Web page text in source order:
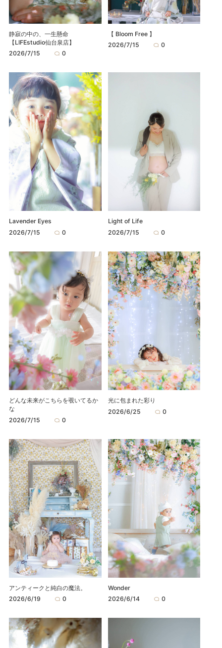
静寂の中の、一生懸命
【LIFEstudio仙台泉店】
2026/7/15
0
【 Bloom Free 】
2026/7/15
0
Lavender Eyes
2026/7/15
0
Light of Life
2026/7/15
0
どんな未来がこちらを覗いてるか
な
2026/7/15
0
光に包まれた彩り
2026/6/25
0
アンティークと純白の魔法。
2026/6/19
0
Wonder
2026/6/14
0